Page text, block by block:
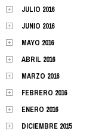
JULIO 2016
JUNIO 2016
MAYO 2016
ABRIL 2016
MARZO 2016
FEBRERO 2016
ENERO 2016
DICIEMBRE 2015